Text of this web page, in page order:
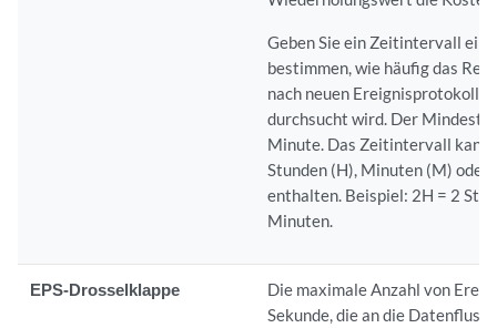
Geben Sie ein Zeitintervall ein,
bestimmen, wie häufig das
nach neuen
durchsucht wird. Der
Minute. Das Zeitintervall kann
Stunden (H), Minuten (M) oder
enthalten. Beispiel: 2H = 2
Minuten.
EPS-Drosselklappe
Die maximale Anzahl von
Sekunde, die an die